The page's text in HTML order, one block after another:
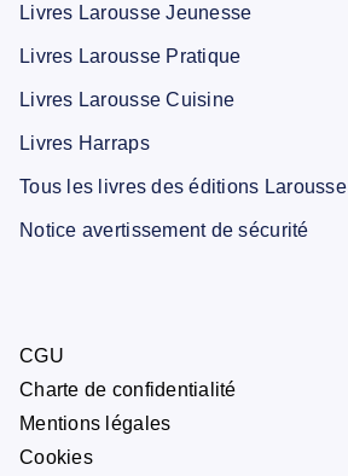
Livres Larousse Jeunesse
Livres Larousse Pratique
Livres Larousse Cuisine
Livres Harraps
Tous les livres des éditions Larousse
Notice avertissement de sécurité
CGU
Charte de confidentialité
Mentions légales
Cookies